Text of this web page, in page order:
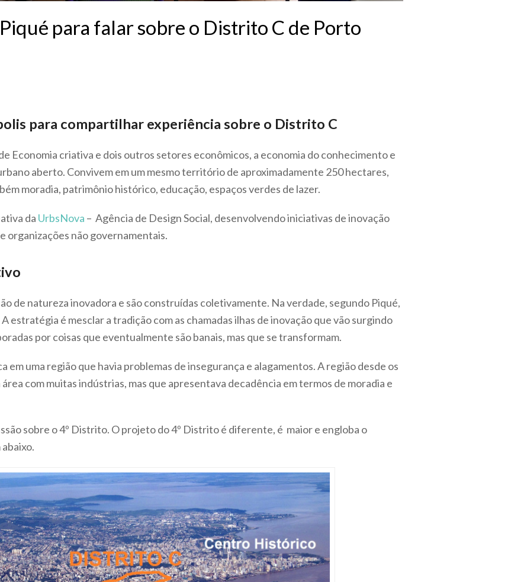
para falar sobre o Distrito C de Porto
para compartilhar experiência sobre o Distrito C
Economia criativa e dois outros setores econômicos, a economia do conhecimento e
aberto. Convivem em um mesmo território de aproximadamente 250 hectares,
moradia, patrimônio histórico, educação, espaços verdes de lazer.
da UrbsNova – Agência de Design Social, desenvolvendo iniciativas de inovação
organizações não governamentais.
de natureza inovadora e são construídas coletivamente. Na verdade, segundo Piqué,
estratégia é mesclar a tradição com as chamadas ilhas de inovação que vão surgindo
por coisas que eventualmente são banais, mas que se transformam.
em uma região que havia problemas de insegurança e alagamentos. A região desde os
com muitas indústrias, mas que apresentava decadência em termos de moradia e
sobre o 4º Distrito. O projeto do 4º Distrito é diferente, é maior e engloba o